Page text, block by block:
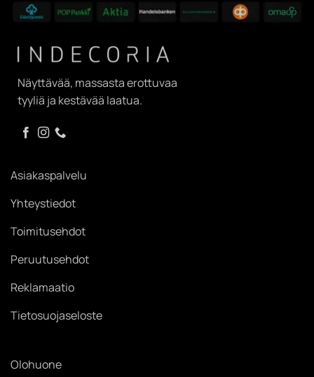
Näyttävää, massasta erottuvaa
tyyliä ja kestävää laatua.
Asiakaspalvelu
Yhteystiedot
Toimitusehdot
Peruutusehdot
Reklamaatio
Tietosuojaseloste
Olohuone